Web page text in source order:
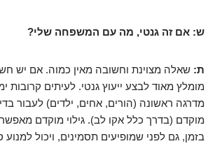
ש: אם זה גנטי, מה עם המשפחה שלי?
ת: שאלה מצוינת וחשובה מאין כמוה. אם יש
מומלץ מאוד לבצע ייעוץ גנטי. לעיתים קרובות
מדרגה ראשונה (הורים, אחים, ילדים) לעבור
מוקדם (בדרך כלל אקו לב). גילוי מוקדם
בזמן, גם לפני שמופיעים תסמינים, ויכול למנוע